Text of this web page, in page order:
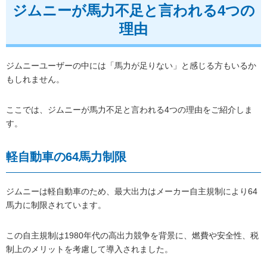
ジムニーが馬力不足と言われる4つの
理由
ジムニーユーザーの中には「馬力が足りない」と感じる方もいるか
もしれません。
ここでは、ジムニーが馬力不足と言われる4つの理由をご紹介しま
す。
軽自動車の64馬力制限
ジムニーは軽自動車のため、最大出力はメーカー自主規制により64
馬力に制限されています。
この自主規制は1980年代の高出力競争を背景に、燃費や安全性、税
制上のメリットを考慮して導入されました。